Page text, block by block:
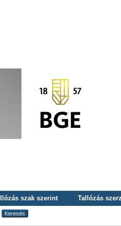
szak szerint Tallózás